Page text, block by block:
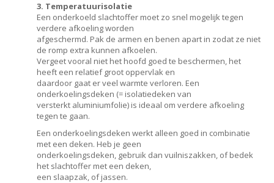
3. Temperatuurisolatie
Een onderkoeld slachtoffer moet zo snel mogelijk tegen
verdere afkoeling worden
afgeschermd. Pak de armen en benen apart in zodat ze niet
de romp extra kunnen afkoelen.
Vergeet vooral niet het hoofd goed te beschermen, het
heeft een relatief groot oppervlak en
daardoor gaat er veel warmte verloren. Een
onderkoelingsdeken (= isolatiedeken van
versterkt aluminiumfolie) is ideaal om verdere afkoeling
tegen te gaan.
Een onderkoelingsdeken werkt alleen goed in combinatie
met een deken. Heb je geen
onderkoelingsdeken, gebruik dan vuilniszakken, of bedek
het slachtoffer met een deken,
een slaapzak, of jassen.